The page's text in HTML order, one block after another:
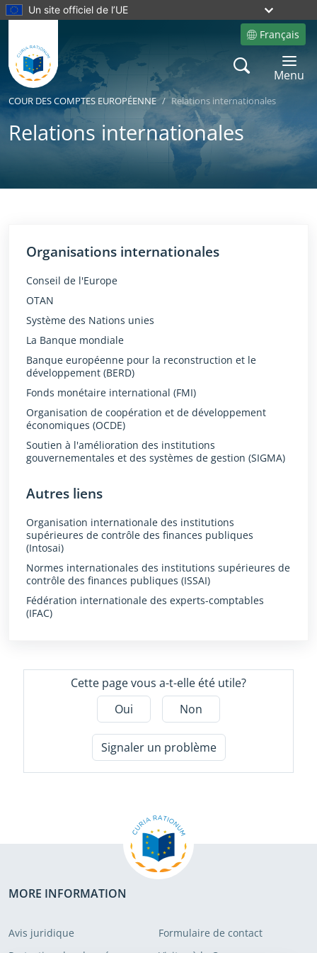
Un site officiel de l’UE
Français
Site language
Search
Toggle
Menu
COUR DES COMPTES EUROPÉENNE Relations internationales
Relations internationales
Organisations internationales
Conseil de l'Europe
OTAN
Système des Nations unies
La Banque mondiale
Banque européenne pour la reconstruction et le
développement (BERD)
Fonds monétaire international (FMI)
Organisation de coopération et de développement
économiques (OCDE)
Soutien à l'amélioration des institutions
gouvernementales et des systèmes de gestion (SIGMA)
Autres liens
Organisation internationale des institutions
supérieures de contrôle des finances publiques
(Intosai)
Normes internationales des institutions supérieures de
contrôle des finances publiques (ISSAI)
Fédération internationale des experts-comptables
(IFAC)
Cette page vous a-t-elle été utile?
Oui
Non
Signaler un problème
MORE INFORMATION
Avis juridique
Formulaire de contact